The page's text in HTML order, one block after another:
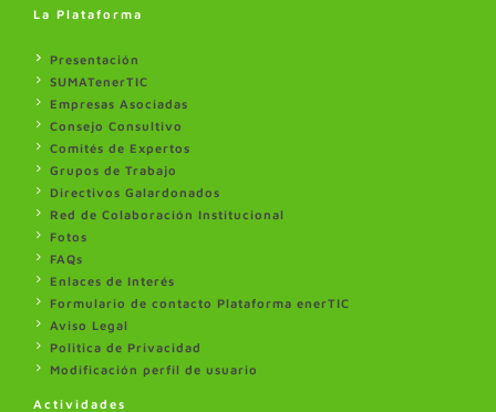
La Plataforma
Presentación
SUMATenerTIC
Empresas Asociadas
Consejo Consultivo
Comités de Expertos
Grupos de Trabajo
Directivos Galardonados
Red de Colaboración Institucional
Fotos
FAQs
Enlaces de Interés
Formulario de contacto Plataforma enerTIC
Aviso Legal
Politica de Privacidad
Modificación perfil de usuario
Actividades